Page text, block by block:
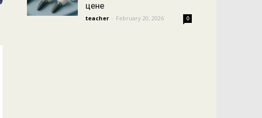
цене
teacher - February 20, 2026 0